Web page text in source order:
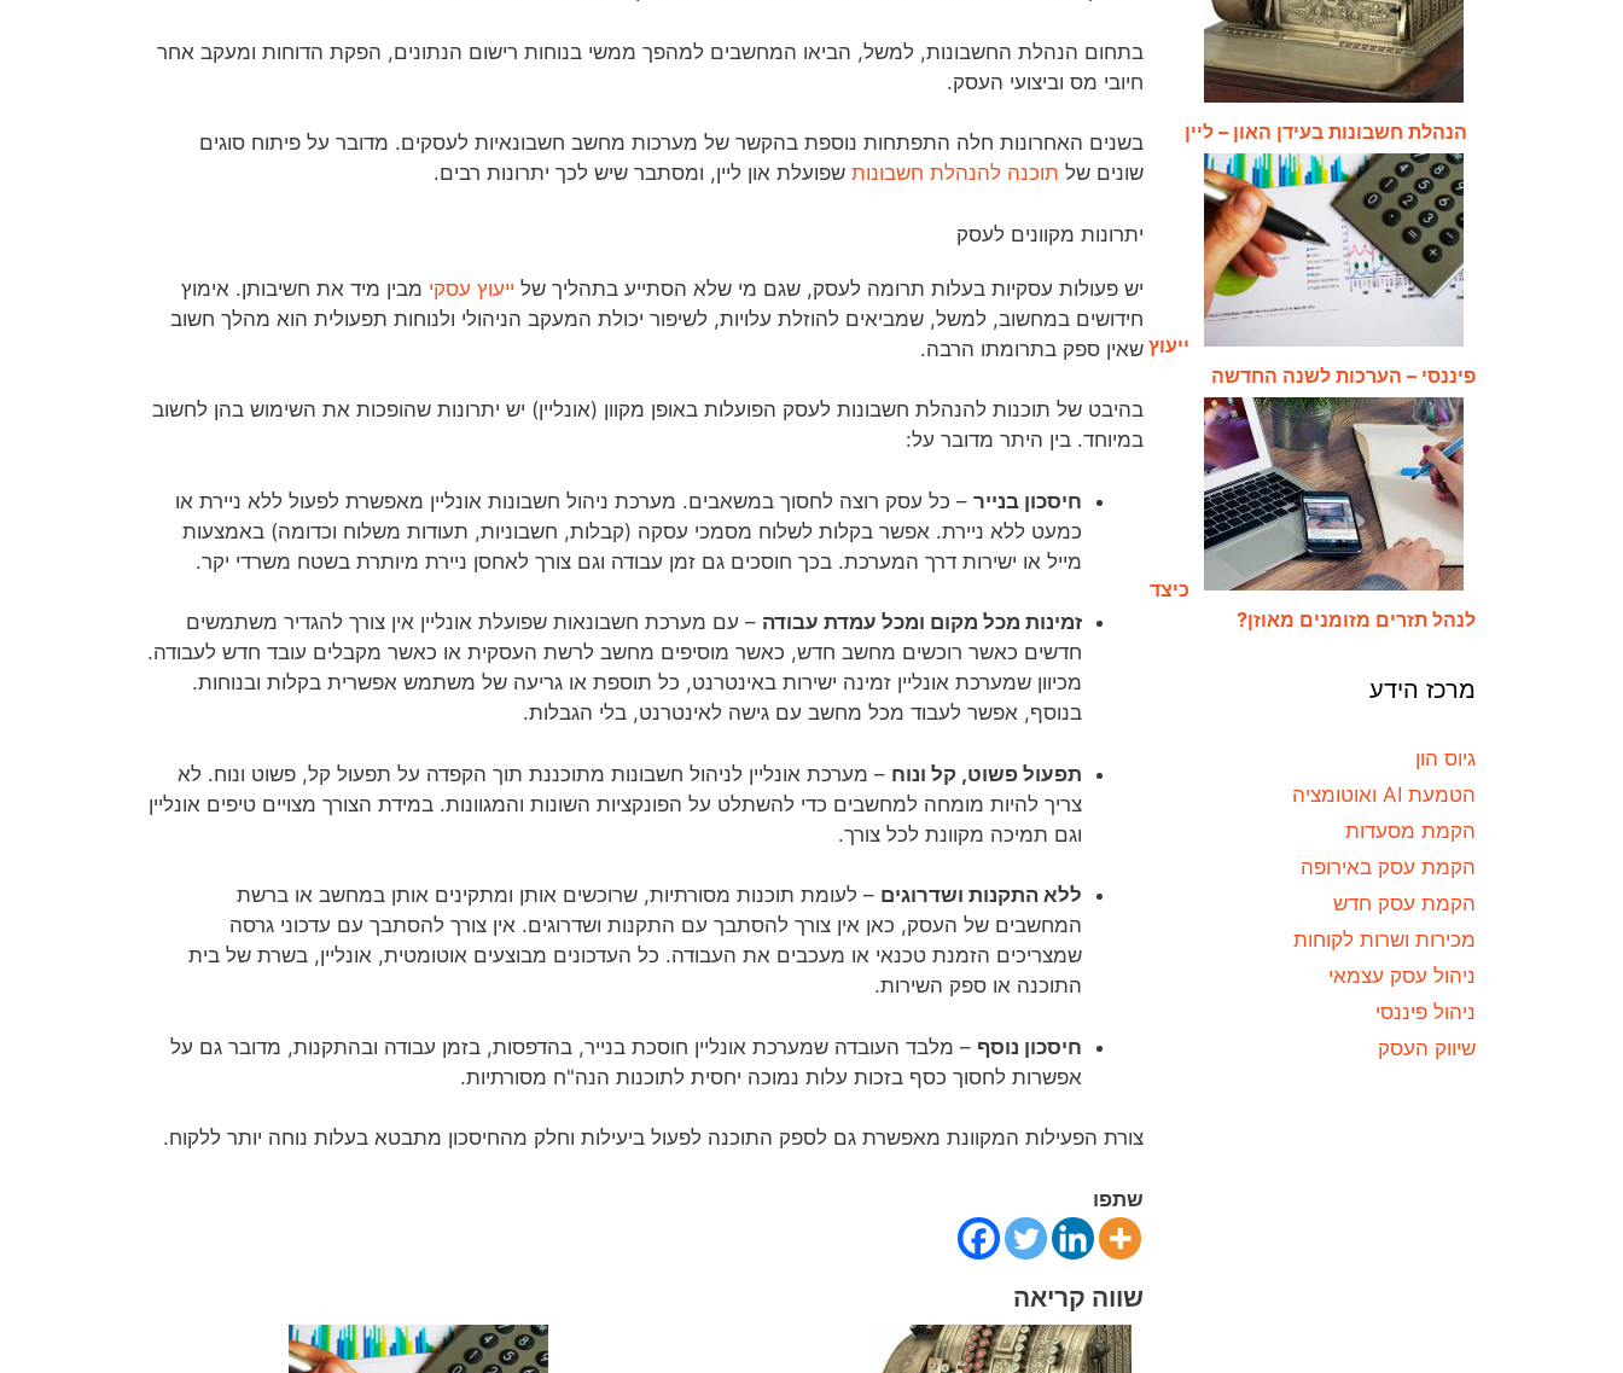
בתחום הנהלת החשבונות, למשל, הביאו המחשבים למהפך ממשי בנוחות רישום הנתונים, הפקת הדוחות ומעקב אחר
חיובי מס וביצועי העסק.
בשנים האחרונות חלה התפתחות נוספת בהקשר של מערכות מחשב חשבונאיות לעסקים. מדובר על פיתוח סוגים
שונים של תוכנה להנהלת חשבונות שפועלת און ליין, ומסתבר שיש לכך יתרונות רבים.
יתרונות מקוונים לעסק
יש פעולות עסקיות בעלות תרומה לעסק, שגם מי שלא הסתייע בתהליך של ייעוץ עסקי מבין מיד את חשיבותן. אימוץ
חידושים במחשוב, למשל, שמביאים להוזלת עלויות, לשיפור יכולת המעקב הניהולי ולנוחות תפעולית הוא מהלך חשוב
שאין ספק בתרומתו הרבה.
בהיבט של תוכנות להנהלת חשבונות לעסק הפועלות באופן מקוון (אונליין) יש יתרונות שהופכות את השימוש בהן לחשוב
במיוחד. בין היתר מדובר על:
חיסכון בנייר – כל עסק רוצה לחסוך במשאבים. מערכת ניהול חשבונות אונליין מאפשרת לפעול ללא ניירת או
כמעט ללא ניירת. אפשר בקלות לשלוח מסמכי עסקה (קבלות, חשבוניות, תעודות משלוח וכדומה) באמצעות
מייל או ישירות דרך המערכת. בכך חוסכים גם זמן עבודה וגם צורך לאחסן ניירת מיותרת בשטח משרדי יקר.
זמינות מכל מקום ומכל עמדת עבודה – עם מערכת חשבונאות שפועלת אונליין אין צורך להגדיר משתמשים
חדשים כאשר רוכשים מחשב חדש, כאשר מוסיפים מחשב לרשת העסקית או כאשר מקבלים עובד חדש לעבודה.
מכיוון שמערכת אונליין זמינה ישירות באינטרנט, כל תוספת או גריעה של משתמש אפשרית בקלות ובנוחות.
בנוסף, אפשר לעבוד מכל מחשב עם גישה לאינטרנט, בלי הגבלות.
תפעול פשוט, קל ונוח – מערכת אונליין לניהול חשבונות מתוכננת תוך הקפדה על תפעול קל, פשוט ונוח. לא
צריך להיות מומחה למחשבים כדי להשתלט על הפונקציות השונות והמגוונות. במידת הצורך מצויים טיפים אונליין
וגם תמיכה מקוונת לכל צורך.
ללא התקנות ושדרוגים – לעומת תוכנות מסורתיות, שרוכשים אותן ומתקינים אותן במחשב או ברשת
המחשבים של העסק, כאן אין צורך להסתבך עם התקנות ושדרוגים. אין צורך להסתבך עם עדכוני גרסה
שמצריכים הזמנת טכנאי או מעכבים את העבודה. כל העדכונים מבוצעים אוטומטית, אונליין, בשרת של בית
התוכנה או ספק השירות.
חיסכון נוסף – מלבד העובדה שמערכת אונליין חוסכת בנייר, בהדפסות, בזמן עבודה ובהתקנות, מדובר גם על
אפשרות לחסוך כסף בזכות עלות נמוכה יחסית לתוכנות הנה"ח מסורתיות.
צורת הפעילות המקוונת מאפשרת גם לספק התוכנה לפעול ביעילות וחלק מהחיסכון מתבטא בעלות נוחה יותר ללקוח.
שתפו
שווה קריאה
הנהלת חשבונות בעידן האון – ליין
ייעוץ
פיננסי – הערכות לשנה החדשה
כיצד
לנהל תזרים מזומנים מאוזן?
מרכז הידע
גיוס הון
הטמעת AI ואוטומציה
הקמת מסעדות
הקמת עסק באירופה
הקמת עסק חדש
מכירות ושרות לקוחות
ניהול עסק עצמאי
ניהול פיננסי
שיווק העסק